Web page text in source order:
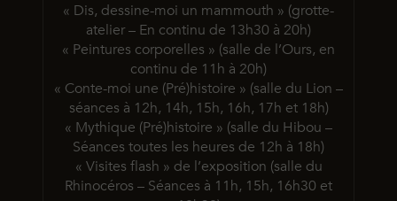
« Dis, dessine-moi un mammouth » (grotte-
atelier – En continu de 13h30 à 20h)
« Peintures corporelles » (salle de l’Ours, en
continu de 11h à 20h)
« Conte-moi une (Pré)histoire » (salle du Lion –
séances à 12h, 14h, 15h, 16h, 17h et 18h)
« Mythique (Pré)histoire » (salle du Hibou –
Séances toutes les heures de 12h à 18h)
« Visites flash » de l’exposition (salle du
Rhinocéros – Séances à 11h, 15h, 16h30 et